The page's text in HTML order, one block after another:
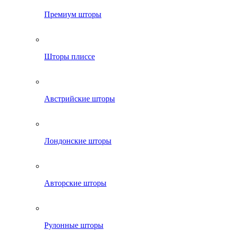
Премиум шторы
Шторы плиссе
Австрийские шторы
Лондонские шторы
Авторские шторы
Рулонные шторы